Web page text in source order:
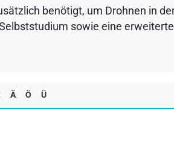
benötigt, um Drohnen in
sowie eine
Ä Ö Ü